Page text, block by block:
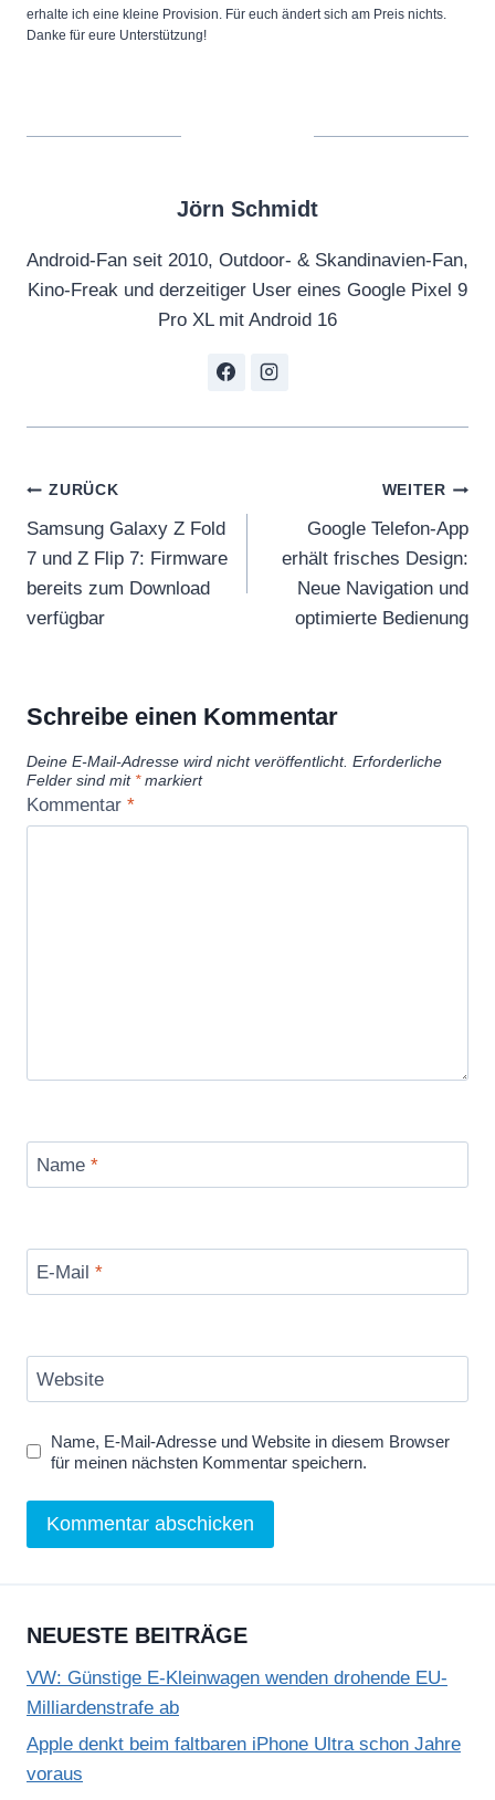
erhalte ich eine kleine Provision. Für euch ändert sich am Preis nichts.
Danke für eure Unterstützung!
Jörn Schmidt
Android-Fan seit 2010, Outdoor- & Skandinavien-Fan,
Kino-Freak und derzeitiger User eines Google Pixel 9
Pro XL mit Android 16
Beitragsnavigation
ZURÜCK
Samsung Galaxy Z Fold
7 und Z Flip 7: Firmware
bereits zum Download
verfügbar
WEITER
Google Telefon-App
erhält frisches Design:
Neue Navigation und
optimierte Bedienung
Schreibe einen Kommentar
Deine E-Mail-Adresse wird nicht veröffentlicht. Erforderliche
Felder sind mit *markiert
Kommentar *
Name *
E-Mail *
Website
Name, E-Mail-Adresse und Website in diesem Browser
für meinen nächsten Kommentar speichern.
NEUESTE BEITRÄGE
VW: Günstige E-Kleinwagen wenden drohende EU-
Milliardenstrafe ab
Apple denkt beim faltbaren iPhone Ultra schon Jahre
voraus